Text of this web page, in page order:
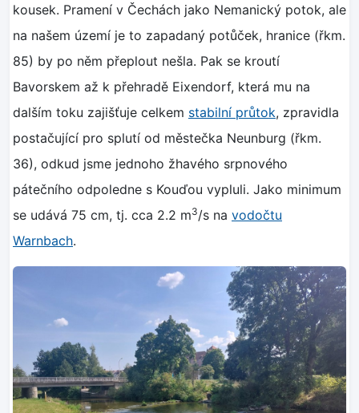
kousek. Pramení v Čechách jako Nemanický potok, ale
na našem území je to zapadaný potůček, hranice (řkm.
85) by po něm přeplout nešla. Pak se kroutí
Bavorskem až k přehradě Eixendorf, která mu na
dalším toku zajišťuje celkem stabilní průtok, zpravidla
postačující pro splutí od městečka Neunburg (řkm.
36), odkud jsme jednoho žhavého srpnového
pátečního odpoledne s Kouďou vypluli. Jako minimum
se udává 75 cm, tj. cca 2.2 m3/s na vodočtu
Warnbach.